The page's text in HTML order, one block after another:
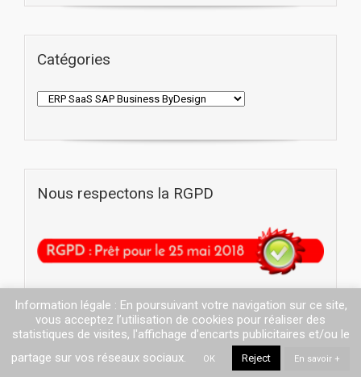
Catégories
Nous respectons la RGPD
Information légale : En poursuivant votre navigation sur ce site,
vous acceptez l’utilisation de cookies pour réaliser des
statistiques de visites, l'affichage d'encarts publicitaires et/ou le
partage sur vos réseaux sociaux.
OK Reject En savoir +